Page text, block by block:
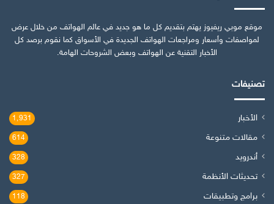
موقع موبي ريفيوز يهتم بتقديم كل ما هو جديد في عالم الهواتف من خلال عرض
لمواصفات وأسعار ومراجعات الهواتف الجديدة في الأسواق كما نقوم برصد كل
الأخبار التقنية عن الهواتف وبعض الشروحات الهامة.
تصنيفات
الأخبار 1٬931
مقالات متنوعة 614
أندرويد 328
تحديثات الأنظمة 327
برامج وتطبيقات 118